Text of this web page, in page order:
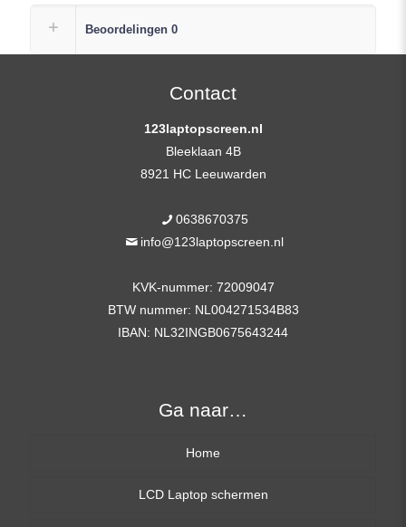
Beoordelingen 0
Contact
123laptopscreen.nl
Bleeklaan 4B
8921 HC Leeuwarden
0638670375
info@123laptopscreen.nl
KVK-nummer: 72009047
BTW nummer: NL004271534B83
IBAN: NL32INGB0675643244
Ga naar…
Home
LCD Laptop schermen